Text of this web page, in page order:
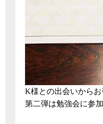
K様との出会いから
第二弾は勉強会に参